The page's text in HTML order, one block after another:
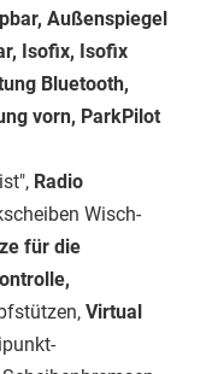
Außenspiegel
Isofix, Isofix
Bluetooth,
vorn, ParkPilot
Radio
Wisch-
für die
Virtual